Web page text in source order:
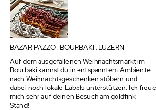
BAZAR PAZZO . BOURBAKI . LUZERN
Auf dem ausgefallenen Weihnachtsmarkt im
Bourbaki kannst du in entspanntem Ambiente
nach Weihnachtsgeschenken stöbern und
dabei noch lokale Labels unterstützen. Ich freue
mich sehr auf deinen Besuch am goldfink
Stand!